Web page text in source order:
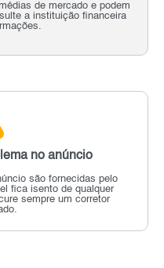
de mercado e podem
a instituição financeira
no anúncio
são fornecidas pelo
fica isento de qualquer
sempre um corretor